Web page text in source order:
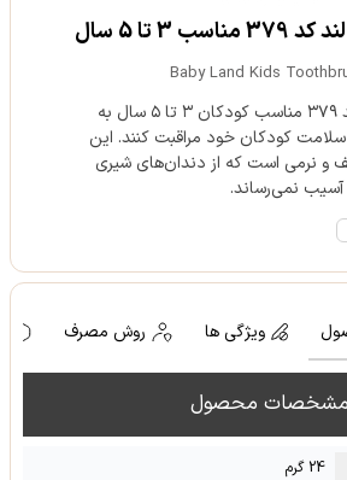
تا 5 سال
Baby Land Kids
مسواک کودک بیبی لند کد ۳۷۹ مناسب کودکان ۳ تا ۵ سال به
کودکان خود مراقبت کنند. این
و نرمی است که از دندان‌های شیری
نمی‌رساند.
ویژگی ها روش مصرف
مشخصات محصول
24 گرم